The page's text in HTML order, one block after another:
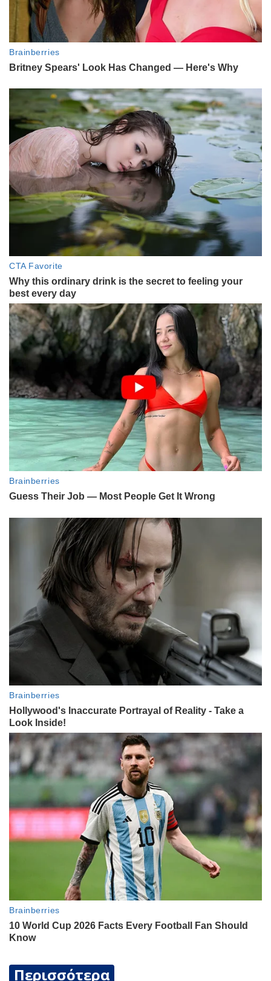
Περισσότερα